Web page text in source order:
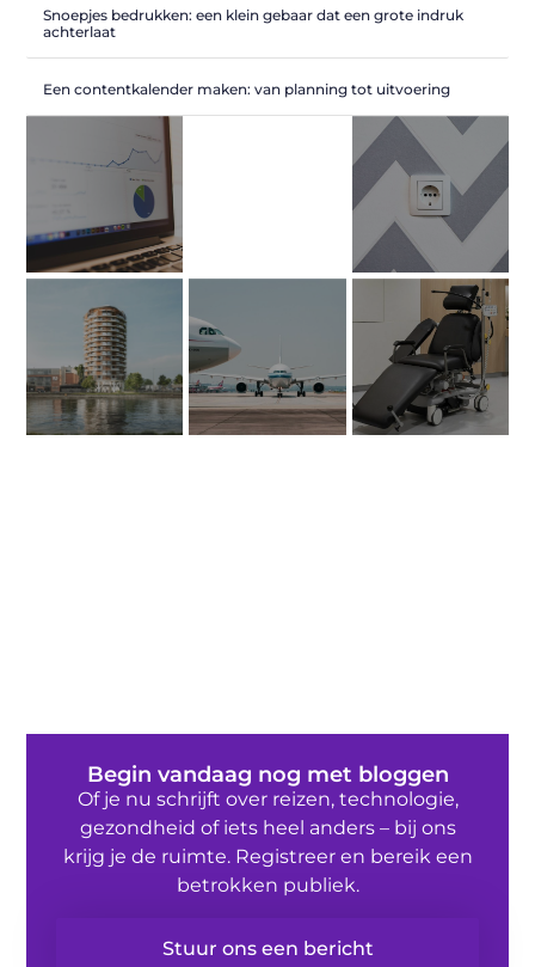
Snoepjes bedrukken: een klein gebaar dat een grote indruk
achterlaat
Een contentkalender maken: van planning tot uitvoering
Begin vandaag nog met bloggen
Of je nu schrijft over reizen, technologie,
gezondheid of iets heel anders – bij ons
krijg je de ruimte. Registreer en bereik een
betrokken publiek.
Stuur ons een bericht